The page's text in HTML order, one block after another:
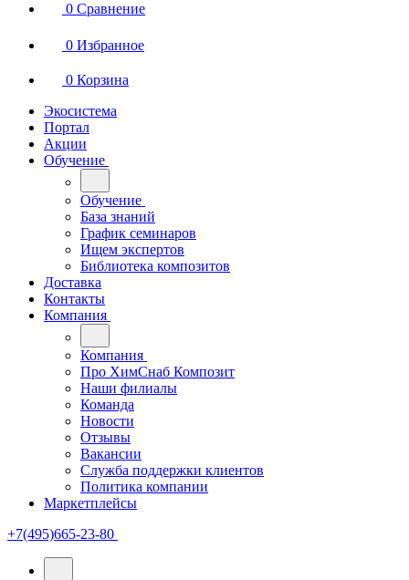
0 Сравнение
0 Избранное
0 Корзина
Экосистема
Портал
Акции
Обучение
Обучение
База знаний
График семинаров
Ищем экспертов
Библиотека композитов
Доставка
Контакты
Компания
Компания
Про ХимСнаб Композит
Наши филиалы
Команда
Новости
Отзывы
Вакансии
Служба поддержки клиентов
Политика компании
Маркетплейсы
+7(495)665-23-80